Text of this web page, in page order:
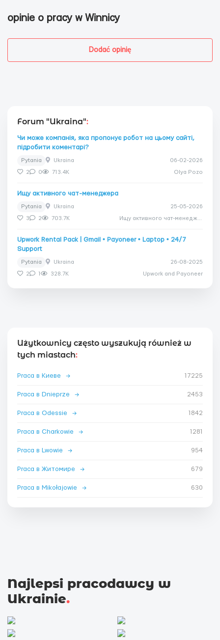
opinie o pracy w Winnicy
Dodać opinię
Forum "Ukraina":
Чи може компанія, яка пропонує робот на цьому сайті,
підробити коментарі?
Pytania Ukraina 06-02-2026
2 0 713.4K Olya Pozo
Ищу активного чат-менеджера
Pytania Ukraina 25-05-2026
3 2 703.7K
Upwork Rental Pack | Gmail • Payoneer • Laptop • 24/7
Support
Pytania Ukraina 26-08-2025
2 1 328.7K Upwork and Payoneer
Użytkownicy często wyszukują również w
tych miastach:
Praca в Киеве → 17225
Praca в Dnieprze → 2453
Praca в Odessie → 1842
Praca в Charkowie → 1281
Praca в Lwowie → 954
Praca в Житомире → 679
Praca в Mikołajowie → 630
Najlepsi pracodawcy w
Ukrainie.